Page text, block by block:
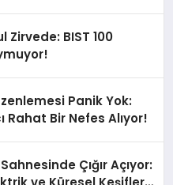
Zirvede: BIST 100
Panik Yok:
Rahat Bir Nefes Alıyor!
Çığır Açıyor: